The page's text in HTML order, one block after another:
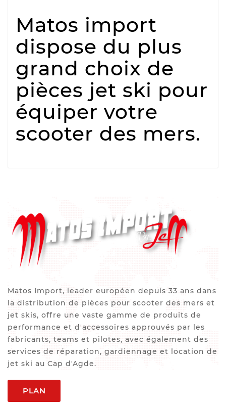
Matos import
dispose du plus
grand choix de
pièces jet ski pour
équiper votre
scooter des mers.
Matos Import, leader européen depuis 33 ans dans
la distribution de pièces pour scooter des mers et
jet skis, offre une vaste gamme de produits de
performance et d'accessoires approuvés par les
fabricants, teams et pilotes, avec également des
services de réparation, gardiennage et location de
jet ski au Cap d'Agde.
PLAN